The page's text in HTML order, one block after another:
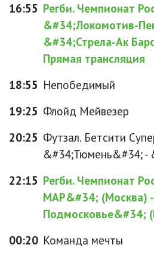
16:55 Регби. Чемпионат
&#34;Локомотив-
&#34;Стрела-Ак
Прямая трансляция
18:55 Непобедимый
19:25 Флойд Мейвезер
20:25 Футзал. Бетсити
&#34;Тюмень&#34; -
22:15 Регби. Чемпионат
МАР&#34; (Москва)
Подмосковье&#34;
00:20 Команда мечты